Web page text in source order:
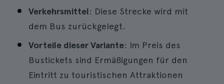
Verkehrsmittel: Diese Strecke wird mit
dem Bus zurückgelegt.
Vorteile dieser Variante: Im Preis des
Bustickets sind Ermäßigungen für den
Eintritt zu touristischen Attraktionen